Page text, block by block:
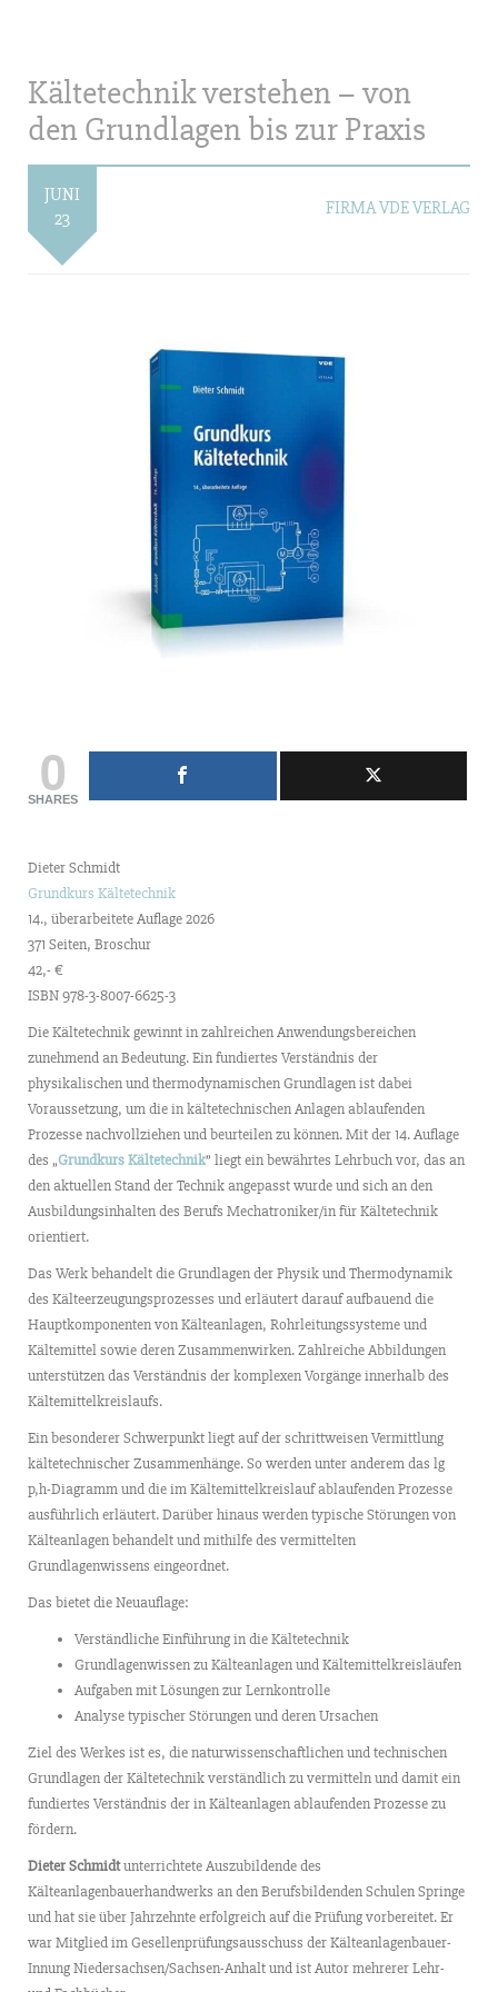
Kältetechnik verstehen – von
den Grundlagen bis zur Praxis
JUNI
23
FIRMA VDE VERLAG
0
SHARES
Dieter Schmidt
Grundkurs Kältetechnik
14., überarbeitete Auflage 2026
371 Seiten, Broschur
42,- €
ISBN 978-3-8007-6625-3
Die Kältetechnik gewinnt in zahlreichen Anwendungsbereichen
zunehmend an Bedeutung. Ein fundiertes Verständnis der
physikalischen und thermodynamischen Grundlagen ist dabei
Voraussetzung, um die in kältetechnischen Anlagen ablaufenden
Prozesse nachvollziehen und beurteilen zu können. Mit der 14. Auflage
des „Grundkurs Kältetechnik” liegt ein bewährtes Lehrbuch vor, das an
den aktuellen Stand der Technik angepasst wurde und sich an den
Ausbildungsinhalten des Berufs Mechatroniker/in für Kältetechnik
orientiert.
Das Werk behandelt die Grundlagen der Physik und Thermodynamik
des Kälteerzeugungsprozesses und erläutert darauf aufbauend die
Hauptkomponenten von Kälteanlagen, Rohrleitungssysteme und
Kältemittel sowie deren Zusammenwirken. Zahlreiche Abbildungen
unterstützen das Verständnis der komplexen Vorgänge innerhalb des
Kältemittelkreislaufs.
Ein besonderer Schwerpunkt liegt auf der schrittweisen Vermittlung
kältetechnischer Zusammenhänge. So werden unter anderem das lg
p,h-Diagramm und die im Kältemittelkreislauf ablaufenden Prozesse
ausführlich erläutert. Darüber hinaus werden typische Störungen von
Kälteanlagen behandelt und mithilfe des vermittelten
Grundlagenwissens eingeordnet.
Das bietet die Neuauflage:
Verständliche Einführung in die Kältetechnik
Grundlagenwissen zu Kälteanlagen und Kältemittelkreisläufen
Aufgaben mit Lösungen zur Lernkontrolle
Analyse typischer Störungen und deren Ursachen
Ziel des Werkes ist es, die naturwissenschaftlichen und technischen
Grundlagen der Kältetechnik verständlich zu vermitteln und damit ein
fundiertes Verständnis der in Kälteanlagen ablaufenden Prozesse zu
fördern.
Dieter Schmidtunterrichtete Auszubildende des
Kälteanlagenbauerhandwerks an den Berufsbildenden Schulen Springe
und hat sie über Jahrzehnte erfolgreich auf die Prüfung vorbereitet. Er
war Mitglied im Gesellenprüfungsausschuss der Kälteanlagenbauer-
Innung Niedersachsen/Sachsen-Anhalt und ist Autor mehrerer Lehr-